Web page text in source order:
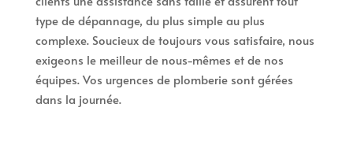
type de dépannage, du plus simple au plus
complexe. Soucieux de toujours vous satisfaire, nous
exigeons le meilleur de nous-mêmes et de nos
équipes. Vos urgences de plomberie sont gérées
dans la journée.